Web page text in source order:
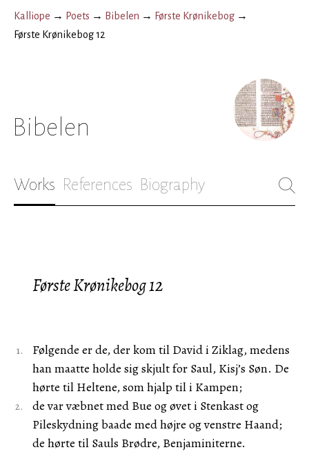
Kalliope → Poets → Bibelen → Første Krønikebog →
Første Krønikebog 12
Bibelen
Works References Biography
Første Krønikebog 12
Følgende er de, der kom til David i Ziklag, medens
han maatte holde sig skjult for Saul, Kisj’s Søn. De
hørte til Heltene, som hjalp til i Kampen;
de var væbnet med Bue og øvet i Stenkast og
Pileskydning baade med højre og venstre Haand;
de hørte til Sauls Brødre, Benjaminiterne.